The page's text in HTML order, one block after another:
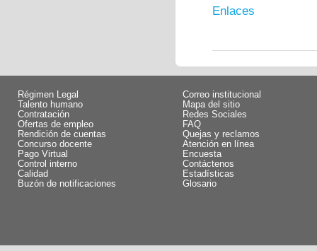
Enlaces
Régimen Legal
Talento humano
Contratación
Ofertas de empleo
Rendición de cuentas
Concurso docente
Pago Virtual
Control interno
Calidad
Buzón de notificaciones
Correo institucional
Mapa del sitio
Redes Sociales
FAQ
Quejas y reclamos
Atención en línea
Encuesta
Contáctenos
Estadísticas
Glosario